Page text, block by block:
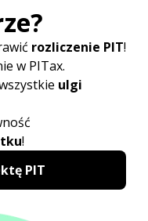
w rozliczeniu PIT
przez
w zeznaniu
z art. 63 Ordynacji